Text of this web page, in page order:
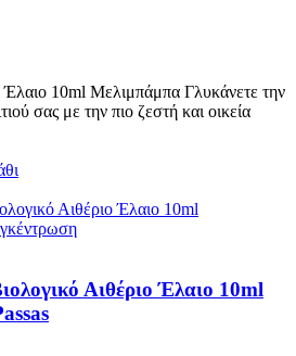
Έλαιο 10ml Μελιμπάμπα Γλυκάνετε την
σας με την πιο ζεστή και οικεία
Αιθέριο Έλαιο 10ml